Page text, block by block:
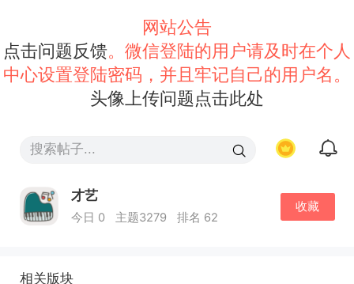
网站公告
点击问题反馈。微信登陆的用户请及时在个人
中心设置登陆密码，并且牢记自己的用户名。
头像上传问题点击此处
才艺
今日 0 主题3279 排名 62
收藏
相关版块